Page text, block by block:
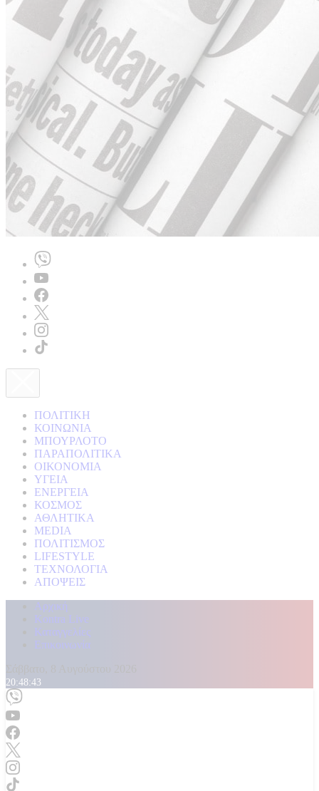
ΠΟΛΙΤΙΚΗ
ΚΟΙΝΩΝΙΑ
ΜΠΟΥΡΛΟΤΟ
ΠΑΡΑΠΟΛΙΤΙΚΑ
ΟΙΚΟΝΟΜΙΑ
ΥΓΕΙΑ
ΕΝΕΡΓΕΙΑ
ΚΟΣΜΟΣ
ΑΘΛΗΤΙΚΑ
MEDIA
ΠΟΛΙΤΙΣΜΟΣ
LIFESTYLE
ΤΕΧΝΟΛΟΓΙΑ
ΑΠΟΨΕΙΣ
Αρχική
Kontra Live
Καταγγελίες
Επικοινωνία
20:48:44